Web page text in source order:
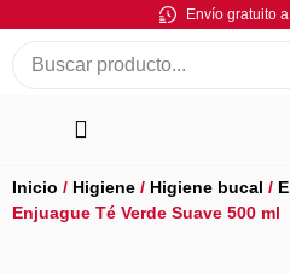
Envío gratuito
Inicio / Higiene / Higiene bucal /
Enjuague Té Verde Suave 500 ml